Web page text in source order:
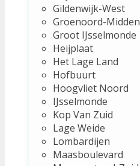
Gildenwijk-West
Groenoord-Midden
Groot IJsselmonde
Heijplaat
Het Lage Land
Hofbuurt
Hoogvliet Noord
IJsselmonde
Kop Van Zuid
Lage Weide
Lombardijen
Maasboulevard